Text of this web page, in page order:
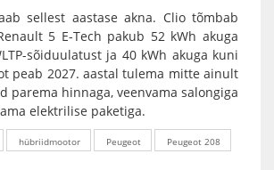
sellest aastase akna. Clio tõmbab
5 E-Tech pakub 52 kWh akuga
sõiduulatust ja 40 kWh akuga kuni
peab 2027. aastal tulema mitte ainult
parema hinnaga, veenvama salongiga
elektrilise paketiga.
hübriidmootor Peugeot
Peugeot 208